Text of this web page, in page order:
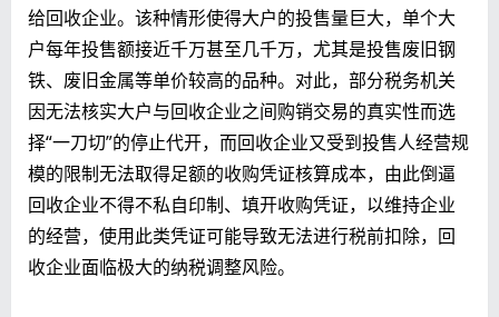
给回收企业。该种情形使得大户的投售量巨大，单个大
户每年投售额接近千万甚至几千万，尤其是投售废旧钢
铁、废旧金属等单价较高的品种。对此，部分税务机关
因无法核实大户与回收企业之间购销交易的真实性而选
择“一刀切”的停止代开，而回收企业又受到投售人经营规
模的限制无法取得足额的收购凭证核算成本，由此倒逼
回收企业不得不私自印制、填开收购凭证，以维持企业
的经营，使用此类凭证可能导致无法进行税前扣除，回
收企业面临极大的纳税调整风险。